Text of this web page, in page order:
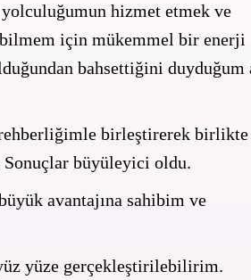
hizmet etmek ve
için mükemmel bir enerji
bahsettiğini duyduğum
rehberliğimle birleştirerek birlikte
Sonuçlar büyüleyici oldu.
avantajına sahibim ve
yüz yüze gerçekleştirilebilirim.